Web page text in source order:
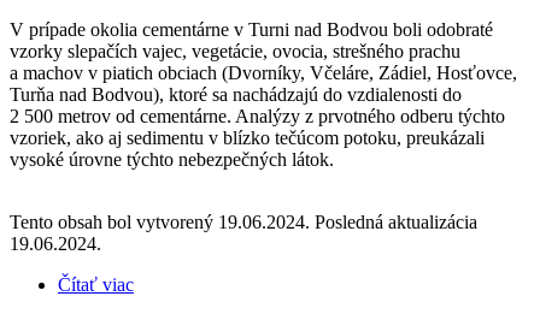
V prípade okolia cementárne v Turni nad Bodvou boli odobraté
vzorky slepačích vajec, vegetácie, ovocia, strešného prachu
a machov v piatich obciach (Dvorníky, Včeláre, Zádiel, Hosťovce,
Turňa nad Bodvou), ktoré sa nachádzajú do vzdialenosti do
2 500 metrov od cementárne. Analýzy z prvotného odberu týchto
vzoriek, ako aj sedimentu v blízko tečúcom potoku, preukázali
vysoké úrovne týchto nebezpečných látok.
Tento obsah bol vytvorený 19.06.2024. Posledná aktualizácia
19.06.2024.
Čítať viac